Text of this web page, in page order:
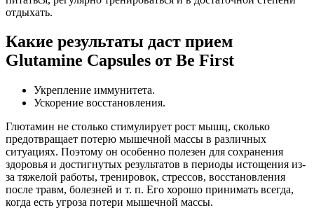
отдыхать.
Какие результаты даст прием
Glutamine Capsules от Be First
Укрепление иммунитета.
Ускорение восстановления.
Глютамин не столько стимулирует рост мышц, сколько
предотвращает потерю мышечной массы в различных
ситуациях. Поэтому он особенно полезен для сохранения
здоровья и достигнутых результатов в периоды истощения из-
за тяжелой работы, тренировок, стрессов, восстановления
после травм, болезней и т. п. Его хорошо принимать всегда,
когда есть угроза потери мышечной массы.